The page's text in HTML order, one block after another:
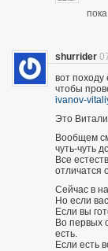
shurrider
вот
чтобы
ivanov-
Это
Вообщем
чуть-чуть
Все
отличатся
Сейчас в
Но если
Если вы
Во первых
есть.
Если есть